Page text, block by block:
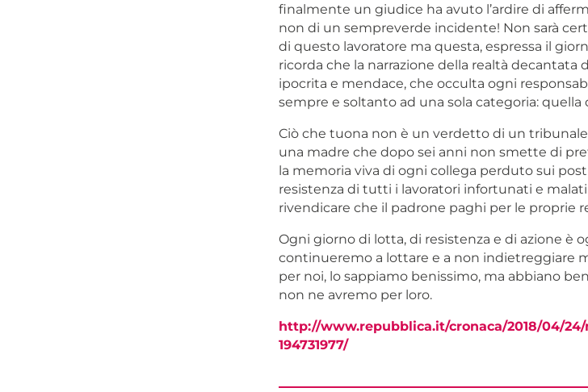
finalmente un giudice ha avuto l’ardire di
non di un sempreverde incidente! Non sarà
di questo lavoratore ma questa, espressa il
ricorda che la narrazione della realtà decantata
ipocrita e mendace, che occulta ogni
sempre e soltanto ad una sola categoria: quella
Ciò che tuona non è un verdetto di un
una madre che dopo sei anni non smette di
la memoria viva di ogni collega perduto sui
resistenza di tutti i lavoratori infortunati e
rivendicare che il padrone paghi per le proprie
Ogni giorno di lotta, di resistenza e di azione è
continueremo a lottare e a non indietreggiare
per noi, lo sappiamo benissimo, ma abbiano
non ne avremo per loro.
http://www.repubblica.it/cronaca/2018/04/
194731977/